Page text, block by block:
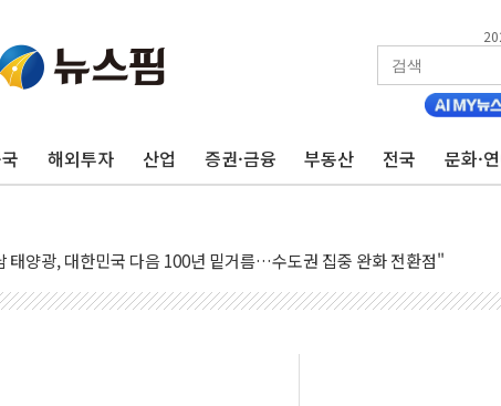
해외투자 산업 증권·금융 부동산 전국 문화·
리 내려야"…파월 때와 달리 워시엔 톤 낮춰
태양광, 대한민국 다음 100년 밑거름…수도권 집중 완화 전환점"
, '6시간 마라톤 부동산 2차 회의' 주재… "전폭적 공급 확대·속도전 총
만과 에르도안의 만남
어 "이란 최고지도자 위독…곧 사망해도 놀랍지 않아"